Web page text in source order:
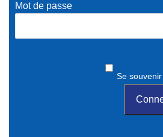
Mot de passe
Se